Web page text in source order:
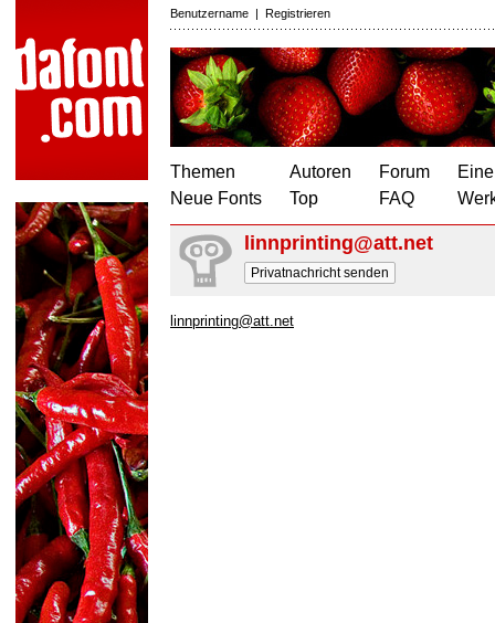
Benutzername | Registrieren
Themen
Neue Fonts
Autoren
Top
Forum
FAQ
linnprinting@att.net
Privatnachricht senden
linnprinting@att.net